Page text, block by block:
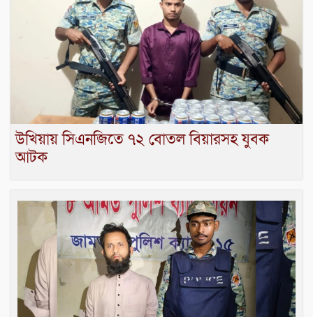
উখিয়ায় সিএনজিতে ৭২ বোতল বিয়ারসহ যুবক
আটক